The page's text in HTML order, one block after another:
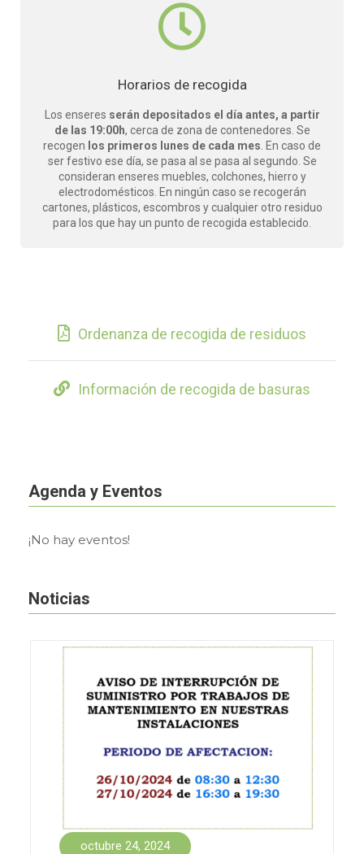
Horarios de recogida
Los enseres serán depositados el día antes, a partir
de las 19:00h, cerca de zona de contenedores. Se
recogen los primeros lunes de cada mes . En caso de
ser festivo ese día, se pasa al se pasa al segundo. Se
consideran enseres muebles, colchones, hierro y
electrodomésticos. En ningún caso se recogerán
cartones, plásticos, escombros y cualquier otro residuo
para los que hay un punto de recogida establecido.
Ordenanza de recogida de residuos
Información de recogida de basuras
Agenda y Eventos
¡No hay eventos!
Noticias
octubre 24, 2024